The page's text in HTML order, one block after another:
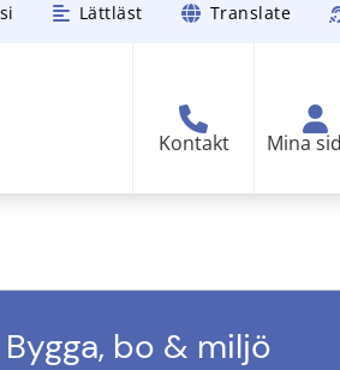
Lättläst Translate
Kontakt Mina
Bygga, bo & miljö